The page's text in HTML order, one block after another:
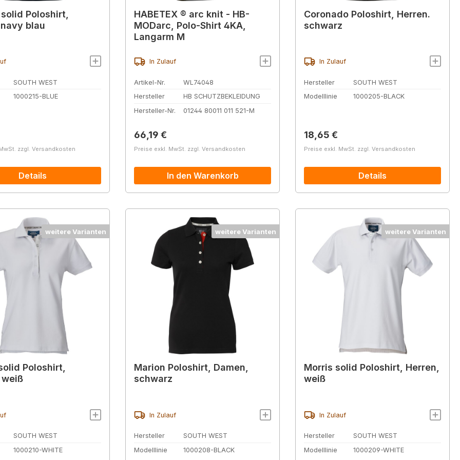
Poloshirt,
blau
SOUTH WEST
1000215-BLUE
Preis:
zzgl. Versandkosten
Details
HABETEX ® arc knit - HB-
MODarc, Polo-Shirt 4KA,
Langarm M
In Zulauf
Artikel-Nr.
WL74048
Hersteller
HB SCHUTZBEKLEIDUNG
Hersteller-Nr.
01244 80011 011 521-M
Regulärer Preis:
66,19 €
Preise exkl. MwSt. zzgl. Versandkosten
In den Warenkorb
Coronado Poloshirt, Herren.
schwarz
In Zulauf
Hersteller
SOUTH WEST
Modelllinie
1000205-BLACK
Regulärer Preis:
18,65 €
Preise exkl. MwSt. zzgl. Versandkosten
Details
weitere Varianten
Poloshirt,
weiß
SOUTH WEST
1000210-WHITE
weitere Varianten
Marion Poloshirt, Damen,
schwarz
In Zulauf
Hersteller
SOUTH WEST
Modelllinie
1000208-BLACK
weitere Varianten
Morris solid Poloshirt, Herren,
weiß
In Zulauf
Hersteller
SOUTH WEST
Modelllinie
1000209-WHITE